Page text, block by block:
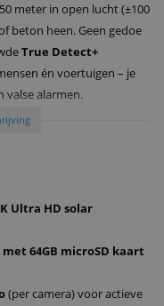
meter in open lucht (±100
beton heen. Geen gedoe
True Detect+
én voertuigen – je
valse alarmen.
Security app
alert-meldingen,
camera’s zijn volledig
zorgen voor extra
Ultra HD solar
64GB microSD kaart
(per camera) voor actieve